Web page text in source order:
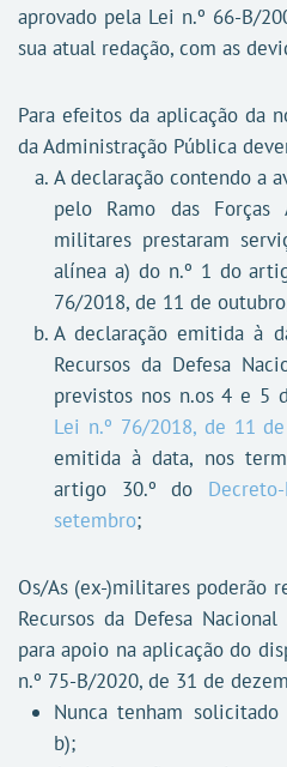
aprovado pela Lei n.º 66-B/
sua atual redação, com as
Para efeitos da aplicação da
da Administração Pública
A declaração contendo a
pelo Ramo das Forças
militares prestaram
alínea a) do n.º 1 do
76/2018, de 11 de
A declaração emitida à
Recursos da Defesa
previstos nos n.os 4 e 5
Lei n.º 76/2018, de 11
emitida à data, nos
artigo 30.º do
setembro;
Os/As (ex-)militares poderão
Recursos da Defesa Nacional
para apoio na aplicação do
n.º 75-B/2020, de 31 de
Nunca tenham
b);